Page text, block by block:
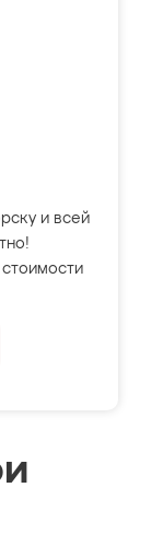
и всей